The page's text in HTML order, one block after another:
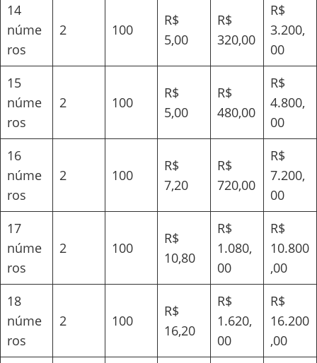
14
núme
ros
2 100
R$
5,00
R$
320,00
R$
3.200,
00
15
núme
ros
2 100
R$
5,00
R$
480,00
R$
4.800,
00
16
núme
ros
2 100
R$
7,20
R$
720,00
R$
7.200,
00
17
núme
ros
2 100
R$
10,80
R$
1.080,
00
R$
10.800
,00
18
núme
ros
2 100
R$
16,20
R$
1.620,
00
R$
16.200
,00